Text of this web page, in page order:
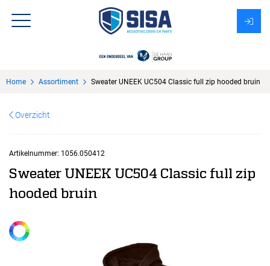
Over Sisa
KMS
Uitzendbureau?
Home Assortiment Sweater UNEEK UC504 Classic full zip hooded bruin
Overzicht
Artikelnummer: 1056.050412
Sweater UNEEK UC504 Classic full zip
hooded bruin